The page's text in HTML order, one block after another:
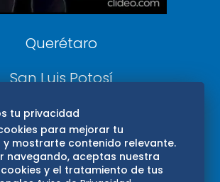
Consultas
Querétaro
San Luis Potosí
Edomex
Consultas
tu privacidad
para mejorar tu
y mostrarte contenido relevante.
navegando, aceptas nuestra
y el tratamiento de tus